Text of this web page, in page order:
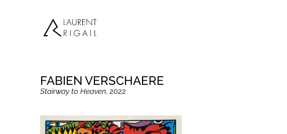
FABIEN VERSCHAERE
Stairway to Heaven, 2022